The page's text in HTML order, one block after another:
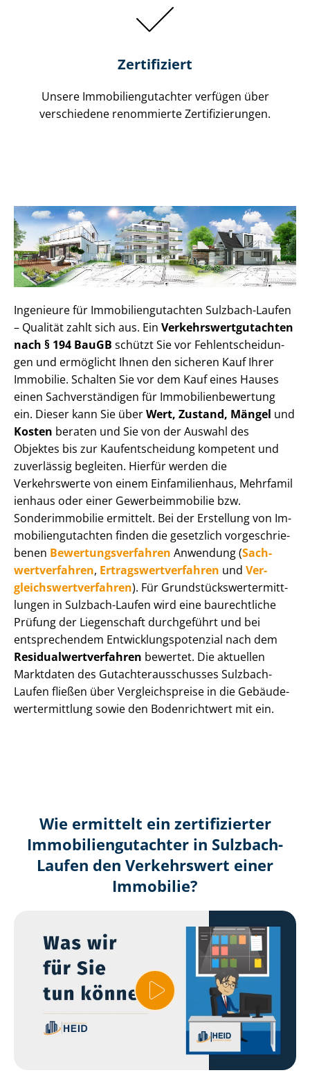
Zertifiziert
Unsere Immobilien­gutachter verfügen über
verschiedene renommierte Zer­ti­fi­zie­run­gen.
Ingenieure für Im­mo­bi­li­en­gut­ach­ten Sulzbach-Laufen
– Qualität zahlt sich aus. Ein Ver­kehrs­wert­gut­ach­ten
nach § 194 BauGB schützt Sie vor Fehl­ent­schei­dun­
gen und ermöglicht Ihnen den sicheren Kauf Ihrer
Immobilie. Schalten Sie vor dem Kauf eines Hauses
einen Sach­ver­stän­di­gen für Im­mo­bi­li­en­be­wer­tung
ein. Dieser kann Sie überWert, Zustand, Mängel und
Kosten beraten und Sie von der Auswahl des
Objektes bis zur Kauf­ent­schei­dung kompetent und
zuverlässig begleiten. Hierfür werden die
Verkehrswerte von einem Einfamilienhaus, Mehr­fa­mi­l
i­en­haus oder einer Ge­wer­be­im­mo­bi­lie bzw.
Sonderimmobilie ermittelt. Bei der Erstellung von Im­
mo­bi­li­en­gut­ach­ten finden die gesetzlich vor­ge­schrie­
be­nen Be­wer­tungs­ver­fah­ren Anwendung (Sach­
wert­ver­fah­ren, Er­trags­wert­ver­fah­ren und Ver­
gleichs­wert­ver­fah­ren). Für Grund­stücks­wert­ermitt­
lun­gen in Sulzbach-Laufen wird eine baurechtliche
Prüfung der Liegenschaft durchgeführt und bei
entsprechendem Ent­wick­lungs­po­ten­zi­al nach dem
Re­si­du­al­wert­ver­fah­ren bewertet. Die aktuellen
Marktdaten des Gut­ach­ter­aus­schus­ses Sulzbach-
Laufen fließen über Ver­gleichs­prei­se in die Ge­bäu­de­
wert­ermitt­lung sowie den Bodenrichtwert mit ein.
Wie ermittelt ein zertifizierter
Immobilien­gutachter in Sulzbach-
Laufen den Verkehrswert einer
Immobilie?